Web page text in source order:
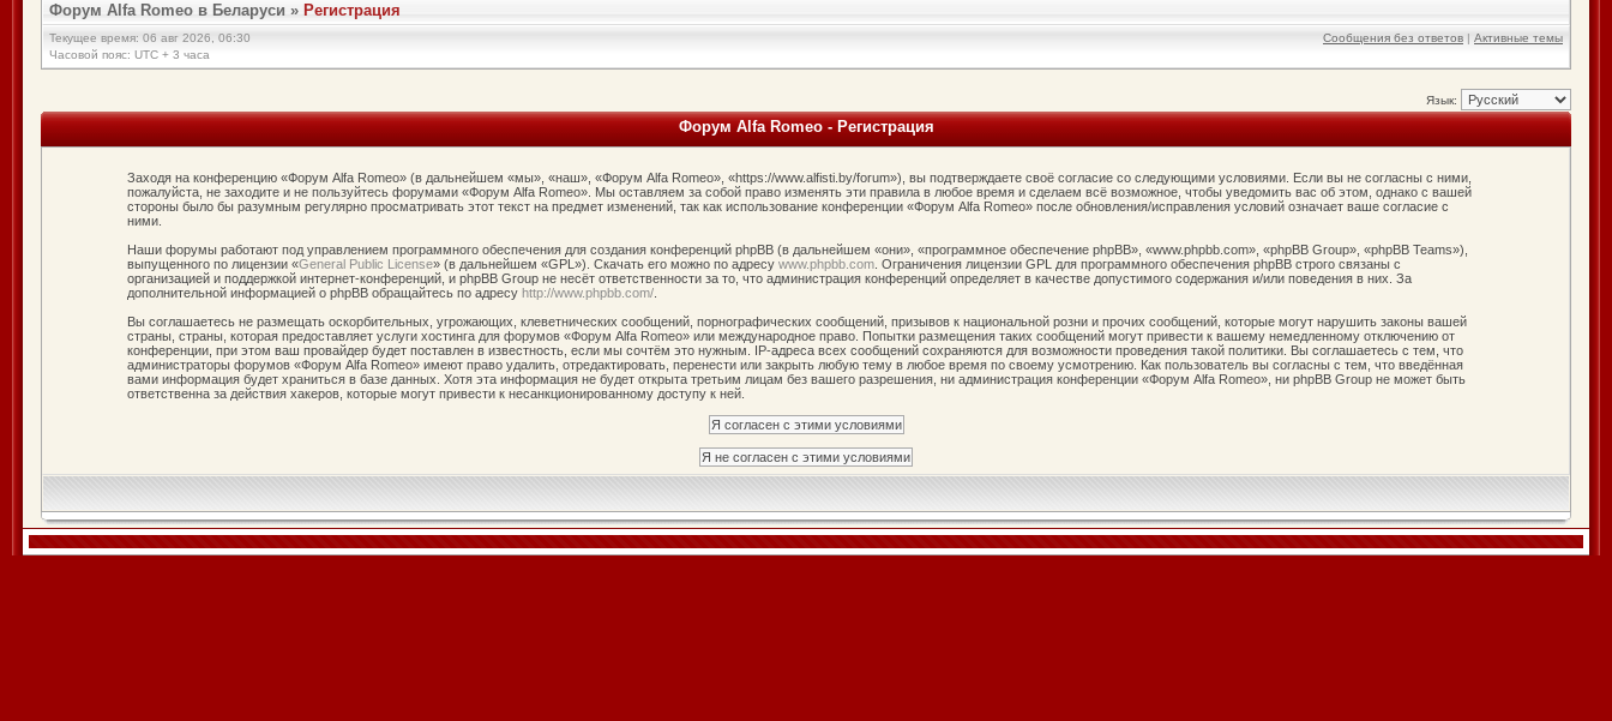
Форум Alfa Romeo в Беларуси » Регистрация
Текущее время: 06 авг 2026, 06:30
Часовой пояс: UTC + 3 часа
Сообщения без ответов | Активные темы
Язык:
Форум Alfa Romeo - Регистрация
Заходя на конференцию «Форум Alfa Romeo» (в дальнейшем «мы», «наш», «Форум Alfa Romeo», «https://www.alfisti.by/forum»), вы подтверждаете своё согласие со следующими условиями. Если вы не согласны с ними,
пожалуйста, не заходите и не пользуйтесь форумами «Форум Alfa Romeo». Мы оставляем за собой право изменять эти правила в любое время и сделаем всё возможное, чтобы уведомить вас об этом, однако с вашей
стороны было бы разумным регулярно просматривать этот текст на предмет изменений, так как использование конференции «Форум Alfa Romeo» после обновления/исправления условий означает ваше согласие с
ними.
Наши форумы работают под управлением программного обеспечения для создания конференций phpBB (в дальнейшем «они», «программное обеспечение phpBB», «www.phpbb.com», «phpBB Group», «phpBB Teams»),
выпущенного по лицензии «General Public License» (в дальнейшем «GPL»). Скачать его можно по адресу www.phpbb.com. Ограничения лицензии GPL для программного обеспечения phpBB строго связаны с
организацией и поддержкой интернет-конференций, и phpBB Group не несёт ответственности за то, что администрация конференций определяет в качестве допустимого содержания и/или поведения в них. За
дополнительной информацией о phpBB обращайтесь по адресу http://www.phpbb.com/.
Вы соглашаетесь не размещать оскорбительных, угрожающих, клеветнических сообщений, порнографических сообщений, призывов к национальной розни и прочих сообщений, которые могут нарушить законы вашей
страны, страны, которая предоставляет услуги хостинга для форумов «Форум Alfa Romeo» или международное право. Попытки размещения таких сообщений могут привести к вашему немедленному отключению от
конференции, при этом ваш провайдер будет поставлен в известность, если мы сочтём это нужным. IP-адреса всех сообщений сохраняются для возможности проведения такой политики. Вы соглашаетесь с тем, что
администраторы форумов «Форум Alfa Romeo» имеют право удалить, отредактировать, перенести или закрыть любую тему в любое время по своему усмотрению. Как пользователь вы согласны с тем, что введённая
вами информация будет храниться в базе данных. Хотя эта информация не будет открыта третьим лицам без вашего разрешения, ни администрация конференции «Форум Alfa Romeo», ни phpBB Group не может быть
ответственна за действия хакеров, которые могут привести к несанкционированному доступу к ней.